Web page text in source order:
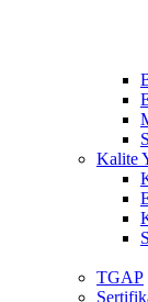
Kalite
TGAP